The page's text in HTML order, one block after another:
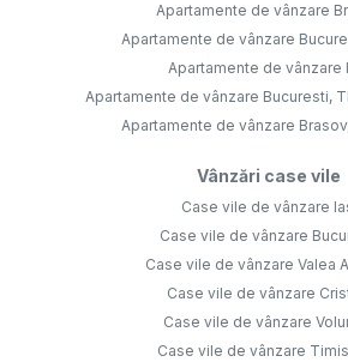
Apartamente de vânzare
Apartamente de vânzare
Apartamente de vânzare
Apartamente de vânzare Bucuresti,
Apartamente de vânzare
Vânzări case vile
Case vile de vânzare
Case vile de vânzare
Case vile de vânzare Valea
Case vile de vânzare
Case vile de vânzare
Case vile de vânzare